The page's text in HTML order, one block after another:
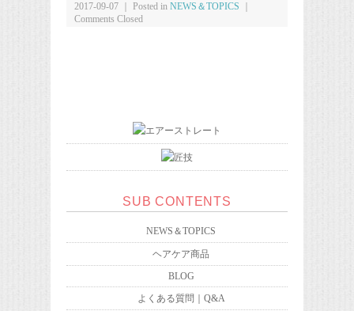
2017-09-07 ｜ Posted in NEWS＆TOPICS
Comments Closed
SUB CONTENTS
NEWS＆TOPICS
ヘアケア商品
BLOG
よくある質問｜Q&A